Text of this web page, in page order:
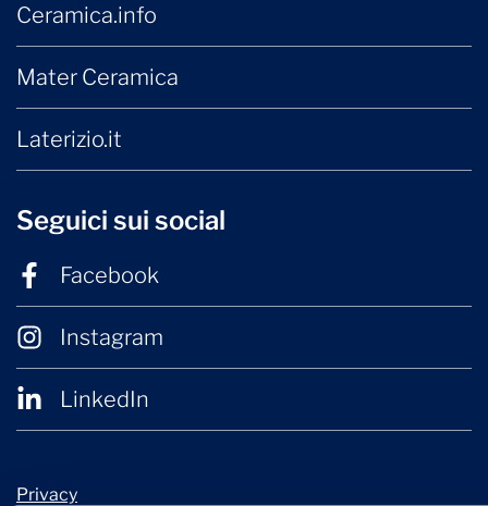
Ceramica.info
Mater Ceramica
Laterizio.it
Seguici sui social
Facebook
Instagram
LinkedIn
Privacy